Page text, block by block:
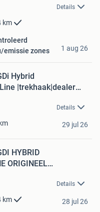
Details
km
emissie zones
1 aug 26
Hybrid
|trekhaak|dealer
Details
km 29 jul 26
HYBRID
ORIGINEEL
Details
km 28 jul 26